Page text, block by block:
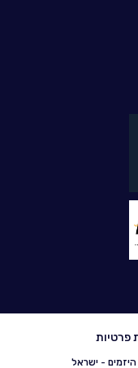
היזמים - ישראל
פרטיות